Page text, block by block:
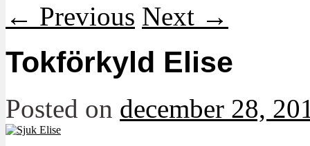
← Previous Next →
Tokförkyld Elise
Posted on december 28,